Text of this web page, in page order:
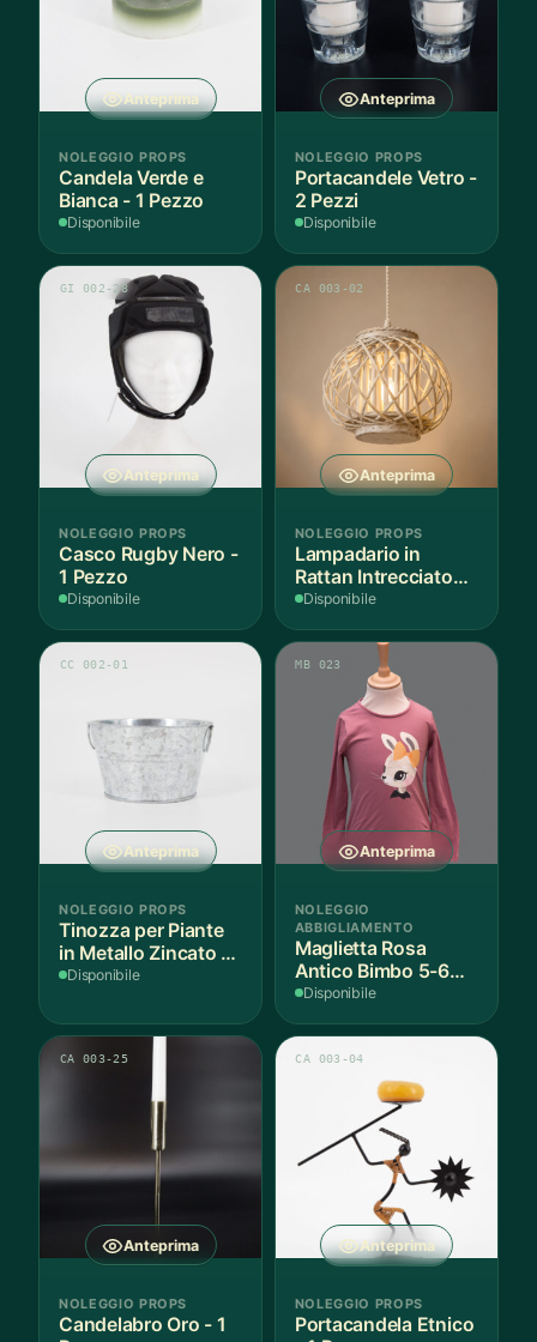
Anteprima
NOLEGGIO PROPS
Candela Verde e
Bianca - 1 Pezzo
Disponibile
Anteprima
NOLEGGIO PROPS
Portacandele Vetro -
2 Pezzi
Disponibile
Anteprima
GI 002-28
NOLEGGIO PROPS
Casco Rugby Nero -
1 Pezzo
Disponibile
Anteprima
CA 003-02
NOLEGGIO PROPS
Lampadario in
Rattan Intrecciato
Bianco
Disponibile
Anteprima
CC 002-01
NOLEGGIO PROPS
Tinozza per Piante
in Metallo Zincato -
3 Pezzi
Disponibile
Anteprima
MB 023
NOLEGGIO
ABBIGLIAMENTO
Maglietta Rosa
Antico Bimbo 5-6
Anni Cotone - 1
Disponibile
Anteprima
CA 003-25
NOLEGGIO PROPS
Candelabro Oro - 1
Anteprima
CA 003-04
NOLEGGIO PROPS
Portacandela Etnico